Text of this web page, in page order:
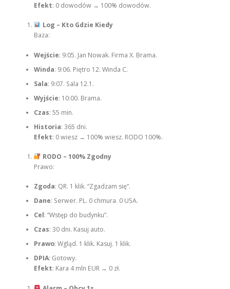
Efekt: 0 dowodów → 100% dowodów.
Log – Kto Gdzie Kiedy
Baza:
Wejście: 9:05. Jan Nowak. Firma X. Brama.
Winda: 9:06. Piętro 12. Winda C.
Sala: 9:07. Sala 12.1.
Wyjście: 10:00. Brama.
Czas: 55 min.
Historia: 365 dni.
Efekt: 0 wiesz → 100% wiesz. RODO 100%.
RODO – 100% Zgodny
Prawo:
Zgoda: QR. 1 klik. “Zgadzam się”.
Dane: Serwer. PL. 0 chmura. 0 USA.
Cel: “Wstęp do budynku”.
Czas: 30 dni. Kasuj auto.
Prawo: Wgląd. 1 klik. Kasuj. 1 klik.
DPIA: Gotowy.
Efekt: Kara 4 mln EUR → 0 zł.